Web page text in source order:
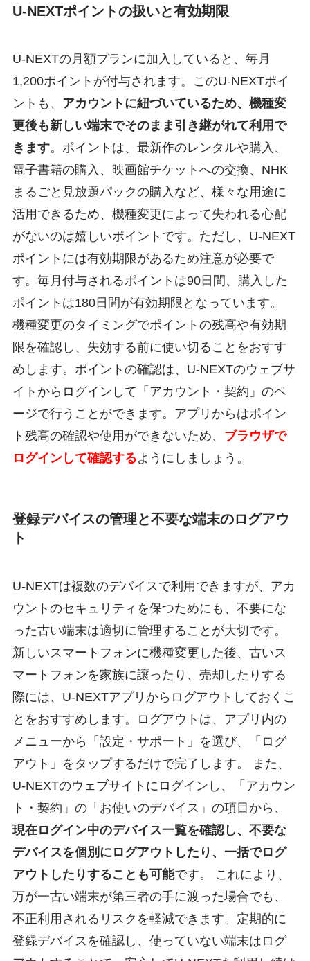
U-NEXTポイントの扱いと有効期限
U-NEXTの月額プランに加入していると、毎月
1,200ポイントが付与されます。このU-NEXTポイ
ントも、 アカウントに紐づいているため、機種変
更後も新しい端末でそのまま引き継がれて利用で
きます。ポイントは、最新作のレンタルや購入、
電子書籍の購入、映画館チケットへの交換、NHK
まるごと見放題パックの購入など、様々な用途に
活用できるため、機種変更によって失われる心配
がないのは嬉しいポイントです。ただし、U-NEXT
ポイントには有効期限があるため注意が必要で
す。毎月付与されるポイントは90日間、購入した
ポイントは180日間が有効期限となっています。
機種変更のタイミングでポイントの残高や有効期
限を確認し、失効する前に使い切ることをおすす
めします。ポイントの確認は、U-NEXTのウェブサ
イトからログインして「アカウント・契約」のペ
ージで行うことができます。アプリからはポイン
ト残高の確認や使用ができないため、 ブラウザで
ログインして確認するようにしましょう。
登録デバイスの管理と不要な端末のログアウ
ト
U-NEXTは複数のデバイスで利用できますが、アカ
ウントのセキュリティを保つためにも、不要にな
った古い端末は適切に管理することが大切です。
新しいスマートフォンに機種変更した後、古いス
マートフォンを家族に譲ったり、売却したりする
際には、U-NEXTアプリからログアウトしておくこ
とをおすすめします。ログアウトは、アプリ内の
メニューから「設定・サポート」を選び、「ログ
アウト」をタップするだけで完了します。 また、
U-NEXTのウェブサイトにログインし、「アカウン
ト・契約」の「お使いのデバイス」の項目から、
現在ログイン中のデバイス一覧を確認し、不要な
デバイスを個別にログアウトしたり、一括でログ
アウトしたりすることも可能です。 これにより、
万が一古い端末が第三者の手に渡った場合でも、
不正利用されるリスクを軽減できます。定期的に
登録デバイスを確認し、使っていない端末はログ